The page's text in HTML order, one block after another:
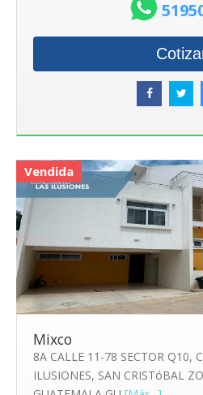
Vendida
Mixco
8A CALLE 11-78 SECTOR Q10,
ILUSIONES, SAN CRISTóBAL